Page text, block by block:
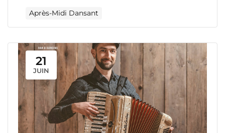
Après-Midi Dansant
21
JUIN